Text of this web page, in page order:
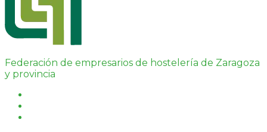
Federación de empresarios de hostelería de Zaragoza
y provincia